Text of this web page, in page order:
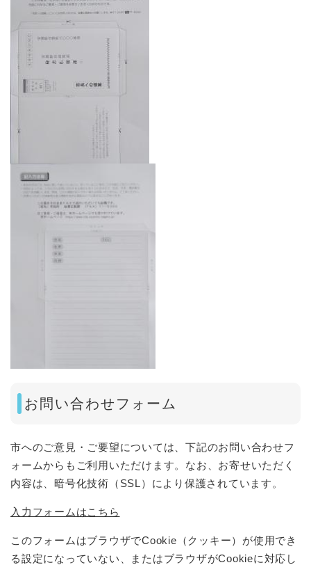
お問い合わせフォーム
市へのご意見・ご要望については、下記のお問い合わせフ
ォームからもご利用いただけます。なお、お寄せいただく
内容は、暗号化技術（SSL）により保護されています。
入力フォームはこちら
このフォームはブラウザでCookie（クッキー）が使用でき
る設定になっていない、またはブラウザがCookieに対応し